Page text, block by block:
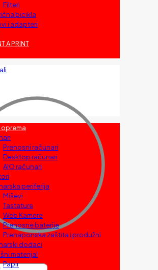
Filteri
bicikla
i adapteri
A PRINT
Prenosni računari
Desktop računari
AIO računari
periferija
Miševi
Tastature
Web Kamere
Prenosne baterije
Prenaponska zaštita i produžni
dodaci
materijal
Papir